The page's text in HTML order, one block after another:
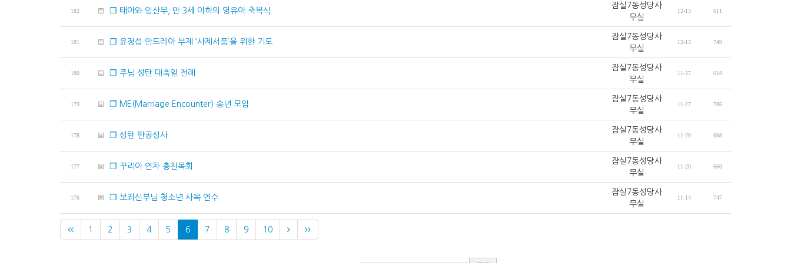
182 ❐ 태아와 임산부, 만 3세 이하의 영유아 축복식
잠실7동성당사
무실
12-13 611
181 ❐ 윤정섭 안드레아 부제 ‘사제서품’을 위한 기도
잠실7동성당사
무실
12-13 749
180 ❐ 주님 성탄 대축일 전례
잠실7동성당사
무실
11-27 618
179 ❐ ME(Marriage Encounter) 송년 모임
잠실7동성당사
무실
11-27 786
178 ❐ 성탄 판공성사
잠실7동성당사
무실
11-20 698
177 ❐ 꾸리아 연차 총친목회
잠실7동성당사
무실
11-20 660
176 ❐ 보좌신부님 청소년 사목 연수
잠실7동성당사
무실
11-14 747
1 2 3 4 5 6 7 8 9 10